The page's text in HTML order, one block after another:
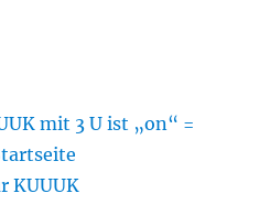
mit 3 U ist „on“ =
KUUUK